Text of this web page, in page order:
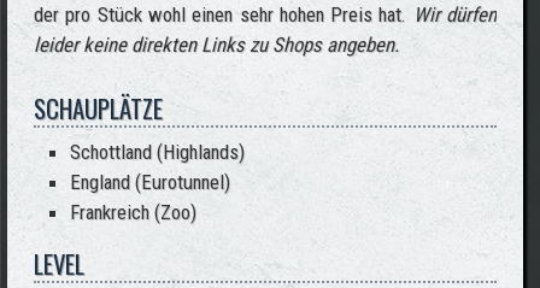
der pro Stück wohl einen sehr hohen Preis hat. Wir dürfen
leider keine direkten Links zu Shops angeben.
SCHAUPLÄTZE
Schottland (Highlands)
England (Eurotunnel)
Frankreich (Zoo)
LEVEL